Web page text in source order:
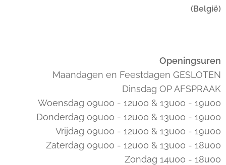
(België)
Openingsuren
Maandagen en Feestdagen GESLOTEN
Dinsdag OP AFSPRAAK
Woensdag 09u00 - 12u00 & 13u00 - 19u00
Donderdag 09u00 - 12u00 & 13u00 - 19u00
Vrijdag 09u00 - 12u00 & 13u00 - 19u00
Zaterdag 09u00 - 12u00 & 13u00 - 18u00
Zondag 14u00 - 18u00